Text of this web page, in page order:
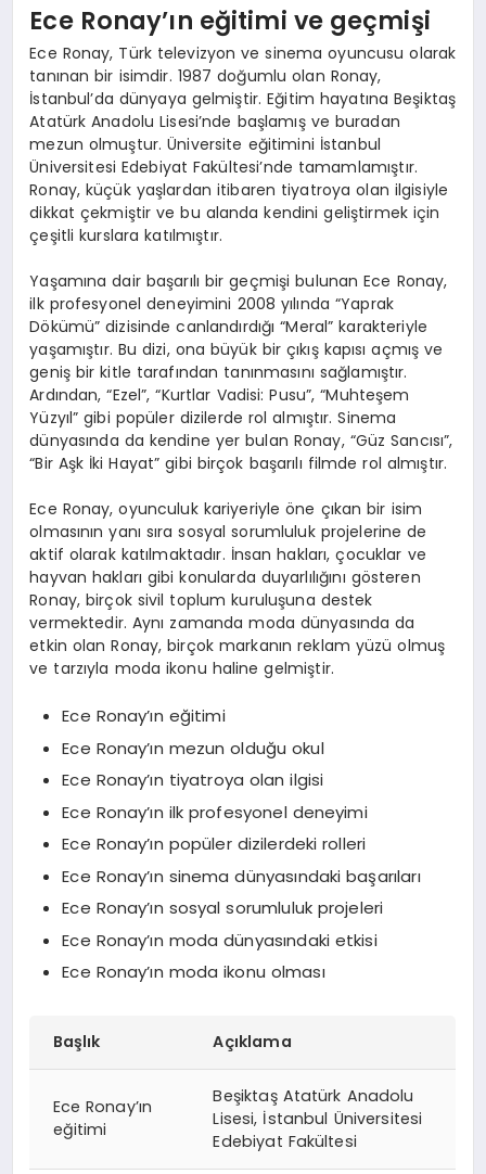
Ece Ronay’ın eğitimi ve geçmişi
Ece Ronay, Türk televizyon ve sinema oyuncusu olarak
tanınan bir isimdir. 1987 doğumlu olan Ronay,
İstanbul’da dünyaya gelmiştir. Eğitim hayatına Beşiktaş
Atatürk Anadolu Lisesi’nde başlamış ve buradan
mezun olmuştur. Üniversite eğitimini İstanbul
Üniversitesi Edebiyat Fakültesi’nde tamamlamıştır.
Ronay, küçük yaşlardan itibaren tiyatroya olan ilgisiyle
dikkat çekmiştir ve bu alanda kendini geliştirmek için
çeşitli kurslara katılmıştır.
Yaşamına dair başarılı bir geçmişi bulunan Ece Ronay,
ilk profesyonel deneyimini 2008 yılında “Yaprak
Dökümü” dizisinde canlandırdığı “Meral” karakteriyle
yaşamıştır. Bu dizi, ona büyük bir çıkış kapısı açmış ve
geniş bir kitle tarafından tanınmasını sağlamıştır.
Ardından, “Ezel”, “Kurtlar Vadisi: Pusu”, “Muhteşem
Yüzyıl” gibi popüler dizilerde rol almıştır. Sinema
dünyasında da kendine yer bulan Ronay, “Güz Sancısı”,
“Bir Aşk İki Hayat” gibi birçok başarılı filmde rol almıştır.
Ece Ronay, oyunculuk kariyeriyle öne çıkan bir isim
olmasının yanı sıra sosyal sorumluluk projelerine de
aktif olarak katılmaktadır. İnsan hakları, çocuklar ve
hayvan hakları gibi konularda duyarlılığını gösteren
Ronay, birçok sivil toplum kuruluşuna destek
vermektedir. Aynı zamanda moda dünyasında da
etkin olan Ronay, birçok markanın reklam yüzü olmuş
ve tarzıyla moda ikonu haline gelmiştir.
Ece Ronay’ın eğitimi
Ece Ronay’ın mezun olduğu okul
Ece Ronay’ın tiyatroya olan ilgisi
Ece Ronay’ın ilk profesyonel deneyimi
Ece Ronay’ın popüler dizilerdeki rolleri
Ece Ronay’ın sinema dünyasındaki başarıları
Ece Ronay’ın sosyal sorumluluk projeleri
Ece Ronay’ın moda dünyasındaki etkisi
Ece Ronay’ın moda ikonu olması
Başlık Açıklama
Ece Ronay’ın
eğitimi
Beşiktaş Atatürk Anadolu
Lisesi, İstanbul Üniversitesi
Edebiyat Fakültesi